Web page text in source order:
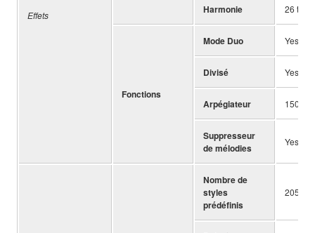
Effets Harmonie 26
Fonctions
Mode Duo Yes
Divisé Yes
Arpégiateur 150
Suppresseur
de mélodies
Yes
Nombre de
styles
prédéfinis
205